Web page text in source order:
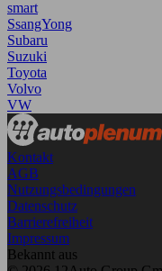
smart
SsangYong
Subaru
Suzuki
Toyota
Volvo
VW
Kontakt
AGB
Nutzungsbedingungen
Datenschutz
Barrierefreiheit
Impressum
Bekannt aus